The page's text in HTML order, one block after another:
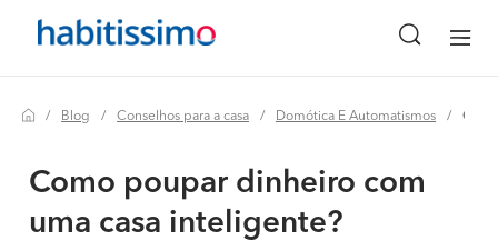
Blog Conselhos para a casa Domótica E Automatismos
Como poupar dinheiro com
uma casa inteligente?